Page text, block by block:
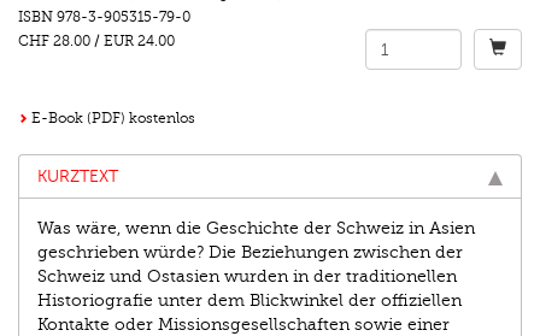
ISBN 978-3-905315-79-0
CHF 28.00 / EUR 24.00
E-Book (PDF) kostenlos
KURZTEXT
Was wäre, wenn die Geschichte der Schweiz in Asien
geschrieben würde? Die Beziehungen zwischen der
Schweiz und Ostasien wurden in der traditionellen
Historiografie unter dem Blickwinkel der offiziellen
Kontakte oder Missionsgesellschaften sowie einer